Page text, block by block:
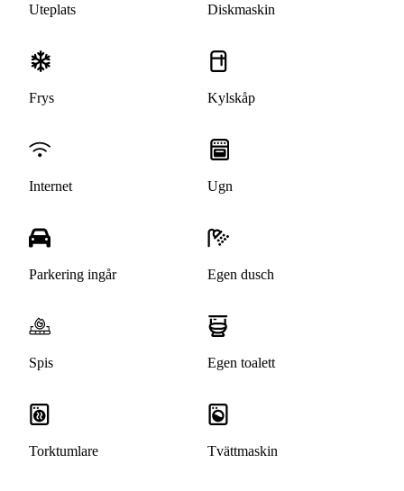
Uteplats Diskmaskin
Frys Kylskåp
Internet Ugn
Parkering ingår Egen dusch
Spis Egen toalett
Torktumlare Tvättmaskin